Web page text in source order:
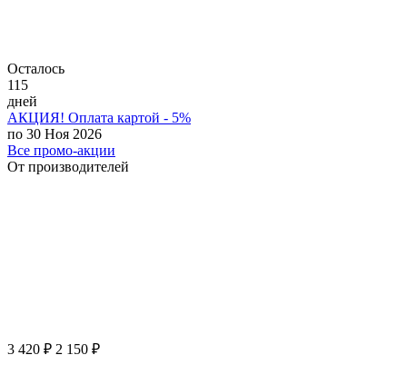
Осталось
115
дней
АКЦИЯ! Оплата картой - 5%
по 30 Ноя 2026
Все промо-акции
От производителей
3 420 ₽ 2 150 ₽